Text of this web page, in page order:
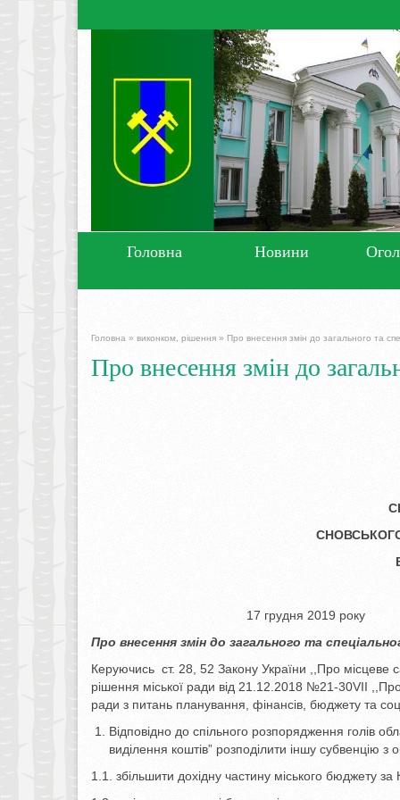
Головна Новини
Головна » виконком, рішення » Про внесення змін до загального та
Про внесення змін до
17 грудня
Про внесення змін до загального та
Керуючись ст. 28, 52 Закону України ,,Про місцеве
рішення міської ради від 21.12.2018 №21-30VII ,,Про
ради з питань планування, фінансів, бюджету та
Відповідно до спільного розпорядження голів
виділення коштів” розподілити іншу субвенцію
1.1. збільшити дохідну частину міського бюджету